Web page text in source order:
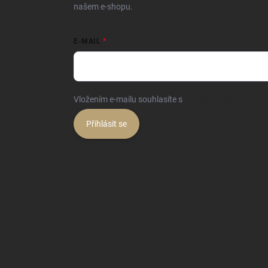
našem e-shopu.
E-MAIL
Vložením e-mailu souhlasíte s
Přihlásit se